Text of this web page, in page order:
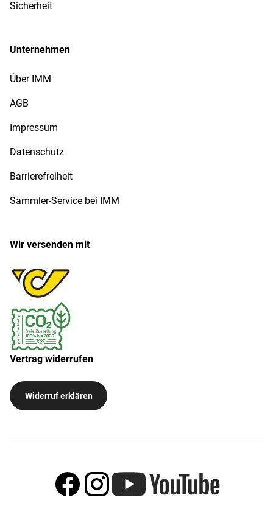
Sicherheit
Unternehmen
Über IMM
AGB
Impressum
Datenschutz
Barrierefreiheit
Sammler-Service bei IMM
Wir versenden mit
Vertrag widerrufen
Widerruf erklären